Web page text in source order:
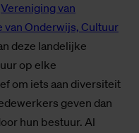
Vereniging van
van Onderwijs, Cultuur
deze landelijke
op elke
om iets aan diversiteit
geven dan
hun bestuur. Al